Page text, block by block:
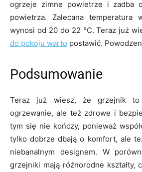
ogrzeje zimne powietrze i zadba
powietrza. Zalecana temperatura
wynosi od 20 do 22 °C. Teraz już
do pokoju warto postawić.
Podsumowanie
Teraz już wiesz, że grzejnik
ogrzewanie, ale też zdrowe i
tym się nie kończy, ponieważ
tylko dobrze dbają o komfort, ale
niebanalnym designem. W
grzejniki mają różnorodne kształty,